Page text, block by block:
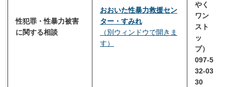
性犯罪・性暴力被害
に関する相談
おおいた性暴力救援セン
ター・すみれ
（別ウィンドウで開きま
す）
やく
ワン
スト
ッ
プ）
097-5
32-03
30